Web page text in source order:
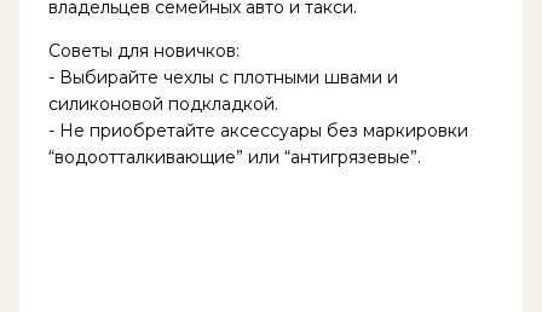
владельцев семейных авто и такси.
Советы для новичков:
- Выбирайте чехлы с плотными швами и
силиконовой подкладкой.
- Не приобретайте аксессуары без маркировки
“водоотталкивающие” или “антигрязевые”.